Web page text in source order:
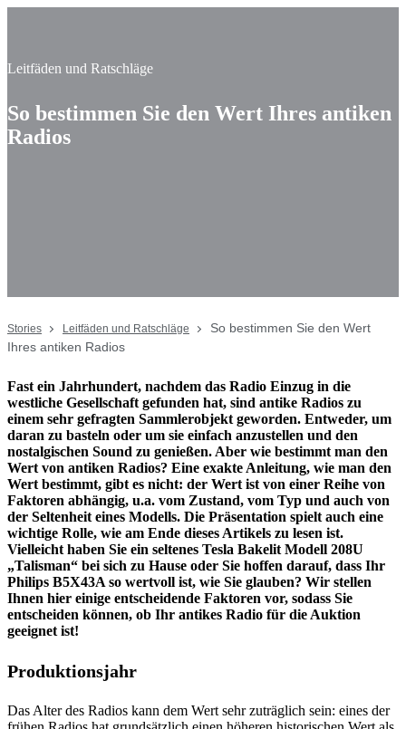
Leitfäden und Ratschläge
So bestimmen Sie den Wert Ihres antiken
Radios
Stories Leitfäden und Ratschläge
So bestimmen Sie den Wert
Ihres antiken Radios
Fast ein Jahrhundert, nachdem das Radio Einzug in die
westliche Gesellschaft gefunden hat, sind antike Radios zu
einem sehr gefragten Sammlerobjekt geworden. Entweder, um
daran zu basteln oder um sie einfach anzustellen und den
nostalgischen Sound zu genießen. Aber wie bestimmt man den
Wert von antiken Radios? Eine exakte Anleitung, wie man den
Wert bestimmt, gibt es nicht: der Wert ist von einer Reihe von
Faktoren abhängig, u.a. vom Zustand, vom Typ und auch von
der Seltenheit eines Modells. Die Präsentation spielt auch eine
wichtige Rolle, wie am Ende dieses Artikels zu lesen ist.
Vielleicht haben Sie ein seltenes Tesla Bakelit Modell 208U
„Talisman“ bei sich zu Hause oder Sie hoffen darauf, dass Ihr
Philips B5X43A so wertvoll ist, wie Sie glauben? Wir stellen
Ihnen hier einige entscheidende Faktoren vor, sodass Sie
entscheiden können, ob Ihr antikes Radio für die Auktion
geeignet ist!
Produktionsjahr
Das Alter des Radios kann dem Wert sehr zuträglich sein: eines der